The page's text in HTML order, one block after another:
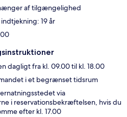
af tilgængelighed
19 år
dagligt fra kl. 09.00 til kl. 18.00
i et begrænset tidsrum
via
i reservationsbekræftelsen, hvis du
efter kl. 17.00